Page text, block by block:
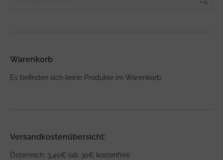
Warenkorb
Es befinden sich keine Produkte im Warenkorb.
Versandkostenübersicht:
Österreich: 3,40€ (ab 30€ kostenfrei)